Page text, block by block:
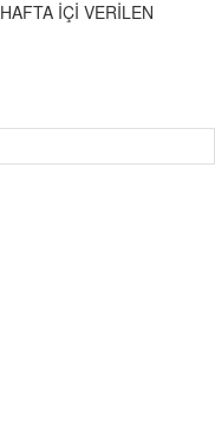
HAFTA İÇİ VERİLEN